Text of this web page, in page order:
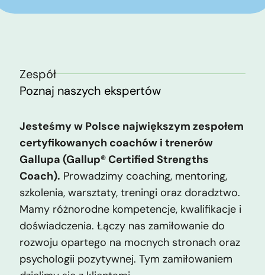
Zespół
Poznaj naszych ekspertów
Jesteśmy w Polsce największym zespołem
certyfikowanych coachów i trenerów
Gallupa (Gallup® Certified Strengths
Coach). Prowadzimy coaching, mentoring,
szkolenia, warsztaty, treningi oraz doradztwo.
Mamy różnorodne kompetencje, kwalifikacje i
doświadczenia. Łączy nas zamiłowanie do
rozwoju opartego na mocnych stronach oraz
psychologii pozytywnej. Tym zamiłowaniem